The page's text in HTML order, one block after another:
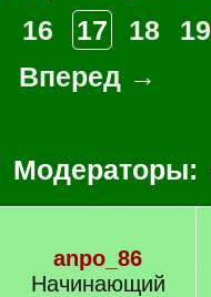
16
17 18 19
Вперед →
Модераторы:
anpo_86
Начинающий